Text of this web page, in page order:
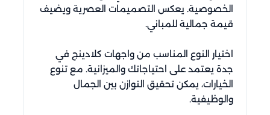
الخصوصية. يعكس التصميمات العصرية ويضيف
قيمة جمالية للمباني.
اختيار النوع المناسب من واجهات كلادينج في
جدة يعتمد على احتياجاتك والميزانية. مع تنوع
الخيارات، يمكن تحقيق التوازن بين الجمال
والوظيفية.